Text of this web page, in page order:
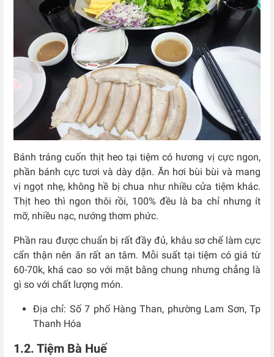
Bánh tráng cuốn thịt heo tại tiệm có hương vị cực ngon,
phần bánh cực tươi và dày dặn. Ăn hơi bùi bùi và mang
vị ngọt nhẹ, không hề bị chua như nhiều cửa tiệm khác.
Thịt heo thì ngon thôi rồi, 100% đều là ba chỉ nhưng ít
mỡ, nhiều nạc, nướng thơm phức.
Phần rau được chuẩn bị rất đầy đủ, khâu sơ chế làm cực
cẩn thận nên ăn rất an tâm. Mỗi suất tại tiệm có giá từ
60-70k, khá cao so với mặt bằng chung nhưng chẳng là
gì so với chất lượng món.
Địa chỉ: Số 7 phố Hàng Than, phường Lam Sơn, Tp
Thanh Hóa
1.2. Tiệm Bà Huế